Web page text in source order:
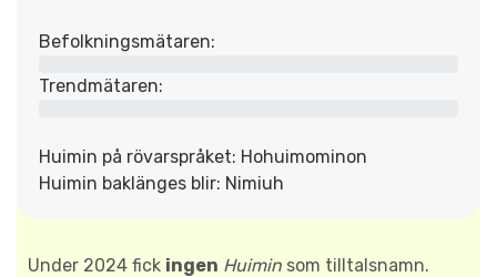
Befolkningsmätaren:
Trendmätaren:
Huimin på rövarspråket: Hohuimominon
Huimin baklänges blir: Nimiuh
Under 2024 fick ingen Huimin som tilltalsnamn.